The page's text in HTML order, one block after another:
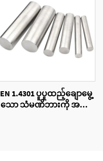
EN 1.4301 ပူပူထည့်ချောမွေ့
သော သံမဏိဘားကို အမျိုး